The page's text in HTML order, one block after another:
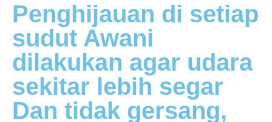
Penghijauan di setiap
sudut Awani
dilakukan agar udara
sekitar lebih segar
Dan tidak gersang,